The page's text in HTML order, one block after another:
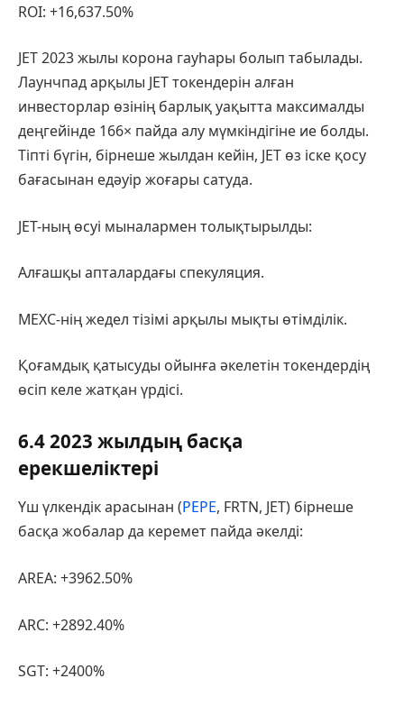
ROI: +16,637.50%
JET 2023 жылы корона гауһары болып табылады.
Лаунчпад арқылы JET токендерін алған
инвесторлар өзінің барлық уақытта максималды
деңгейінде 166× пайда алу мүмкіндігіне ие болды.
Тіпті бүгін, бірнеше жылдан кейін, JET өз іске қосу
бағасынан едәуір жоғары сатуда.
JET-ның өсуі мыналармен толықтырылды:
Алғашқы апталардағы спекуляция.
MEXC-нің жедел тізімі арқылы мықты өтімділік.
Қоғамдық қатысуды ойынға әкелетін токендердің
өсіп келе жатқан үрдісі.
6.4 2023 жылдың басқа
ерекшеліктері
Үш үлкендік арасынан (PEPE, FRTN, JET) бірнеше
басқа жобалар да керемет пайда әкелді:
AREA: +3962.50%
ARC: +2892.40%
SGT: +2400%